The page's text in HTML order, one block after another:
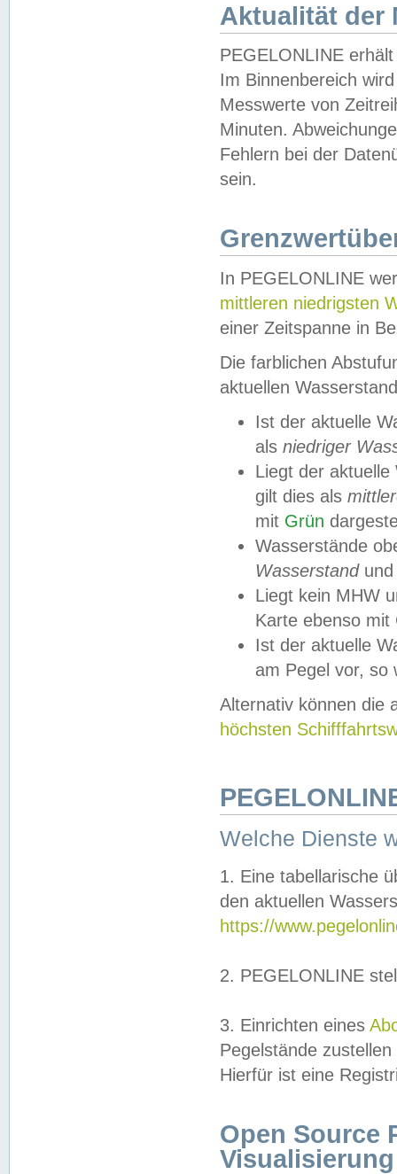
Aktualität der
PEGELONLINE
Im Binnenbereich
Messwerte von
Minuten.
Fehlern bei der
sein.
In PEGELONLINE
mittleren niedrigsten
einer Zeitspanne in
Die farblichen
aktuellen
Ist der aktuelle
als niedriger
Liegt der
gilt dies als
mit Grün
Wasserstände
Wasserstandund
Liegt kein MHW
Karte ebenso mit
Ist der aktuelle
am Pegel vor,
Alternativ können die
höchsten
Welche Dienste
1. Eine tabellarische
den aktuellen
https://
2. PEGELONLINE
3. Einrichten eines
Pegelstände
Hierfür ist eine
Open Source
Visualisierung